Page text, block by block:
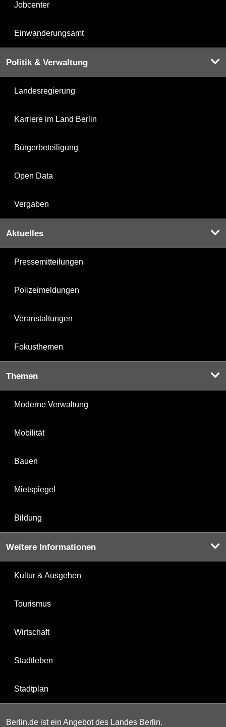
Jobcenter
Einwanderungsamt
Politik & Verwaltung
Landesregierung
Karriere im Land Berlin
Bürgerbeteiligung
Open Data
Vergaben
Aktuelles
Pressemitteilungen
Polizeimeldungen
Veranstaltungen
Fokusthemen
Themen
Moderne Verwaltung
Mobilität
Bauen
Mietspiegel
Bildung
Weitere Informationen
Kultur & Ausgehen
Tourismus
Wirtschaft
Stadtleben
Stadtplan
Berlin.de ist ein Angebot des Landes Berlin.